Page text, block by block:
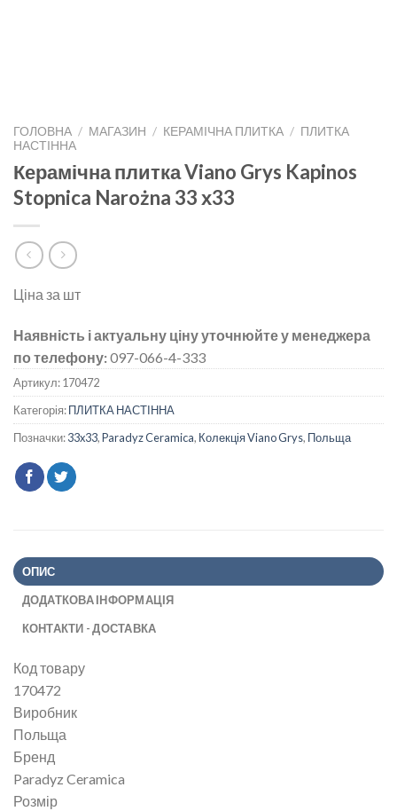
ГОЛОВНА / МАГАЗИН / КЕРАМІЧНА ПЛИТКА / ПЛИТКА
НАСТІННА
Керамічна плитка Viano Grys Kapinos
Stopnica Narożna 33 х33
Ціна за шт
Наявність і актуальну ціну уточнюйте у менеджера
по телефону:097-066-4-333
Артикул:170472
Категорія:ПЛИТКА НАСТІННА
Позначки:33x33,Paradyz Ceramica, Колекція Viano Grys, Польща
ОПИС
ДОДАТКОВА ІНФОРМАЦІЯ
КОНТАКТИ - ДОСТАВКА
Код товару
170472
Виробник
Польща
Бренд
Paradyz Ceramica
Розмір